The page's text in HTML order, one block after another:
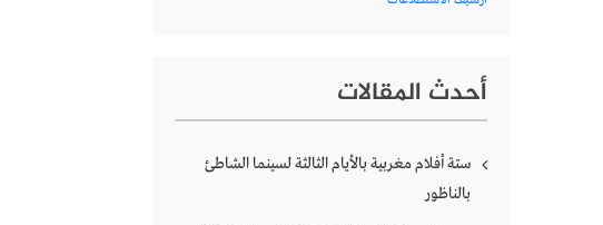
أحدث المقالات
ستة أفلام مغربية بالأيام الثالثة لسينما الشاطئ
بالناظور